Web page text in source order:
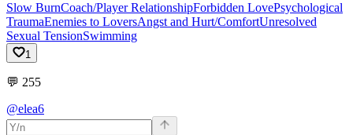
Slow BurnCoach/Player RelationshipForbidden LovePsychological
TraumaEnemies to LoversAngst and Hurt/ComfortUnresolved
Sexual TensionSwimming
1
💬 255
@elea6